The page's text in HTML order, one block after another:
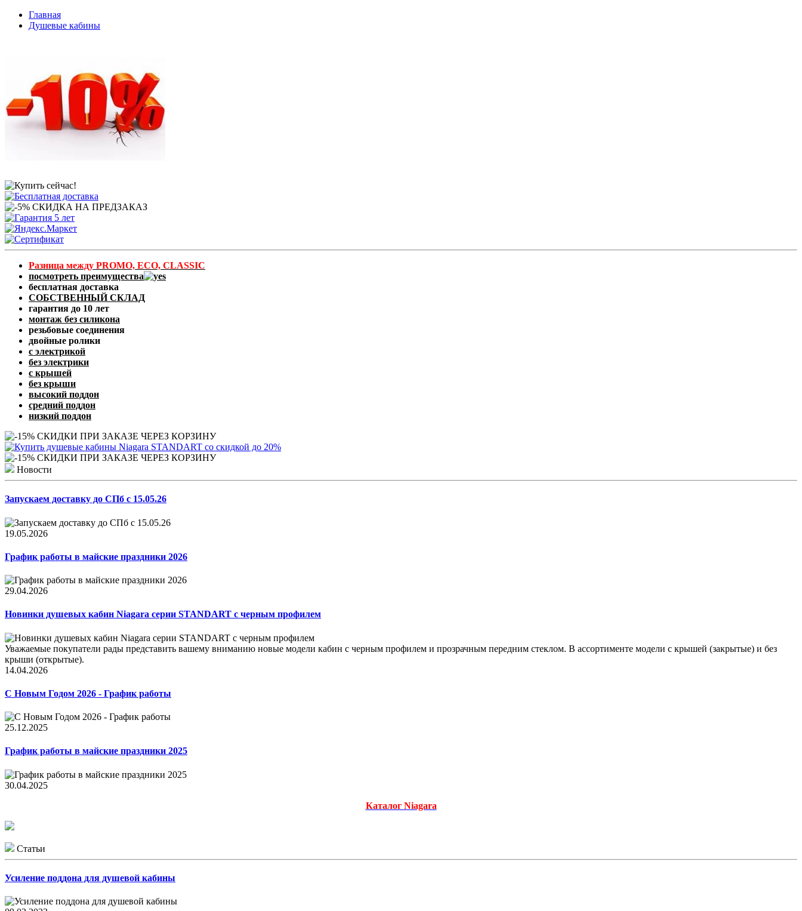
Главная
Душевые кабины
Разница между PROMO, ECO, CLASSIC
посмотреть преимущества
бесплатная доставка
СОБСТВЕННЫЙ СКЛАД
гарантия до 10 лет
монтаж без силикона
резьбовые соединения
двойные ролики
с электрикой
без электрики
с крышей
без крыши
высокий поддон
средний поддон
низкий поддон
Новости
Запускаем доставку до СПб с 15.05.26
19.05.2026
График работы в майские праздники 2026
29.04.2026
Новинки душевых кабин Niagara серии STANDART с черным профилем
Уважаемые покупатели рады представить вашему вниманию новые модели кабин с черным профилем и прозрачным передним стеклом. В ассортименте модели с крышей (закрытые) и без
крыши (открытые).
14.04.2026
С Новым Годом 2026 - График работы
25.12.2025
График работы в майские праздники 2025
30.04.2025
Каталог Niagara
Статьи
Усиление поддона для душевой кабины